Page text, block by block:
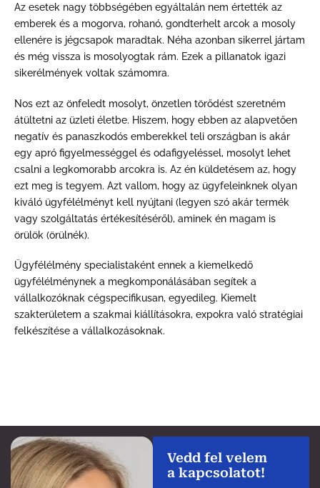
Az esetek nagy többségében egyáltalán nem értették az
emberek és a mogorva, rohanó, gondterhelt arcok a mosoly
ellenére is jégcsapok maradtak. Néha azonban sikerrel jártam
és még vissza is mosolyogtak rám. Ezek a pillanatok igazi
sikerélmények voltak számomra.
Nos ezt az önfeledt mosolyt, önzetlen törődést szeretném
átültetni az üzleti életbe. Hiszem, hogy ebben az alapvetően
negatív és panaszkodós emberekkel teli országban is akár
egy apró figyelmességgel és odafigyeléssel, mosolyt lehet
csalni a legkomorabb arcokra is. Az én küldetésem az, hogy
ezt meg is tegyem. Azt vallom, hogy az ügyfeleinknek olyan
kiváló ügyfélélményt kell nyújtani (legyen szó akár termék
vagy szolgáltatás értékesítéséről), aminek én magam is
örülök (örülnék).
Ügyfélélmény specialistaként ennek a kiemelkedő
ügyfélélménynek a megkomponálásában segítek a
vállalkozóknak cégspecifikusan, egyedileg. Kiemelt
szakterületem a szakmai kiállításokra, expokra való stratégiai
felkészítése a vállalkozásoknak.
Vedd fel velem
a kapcsolatot!